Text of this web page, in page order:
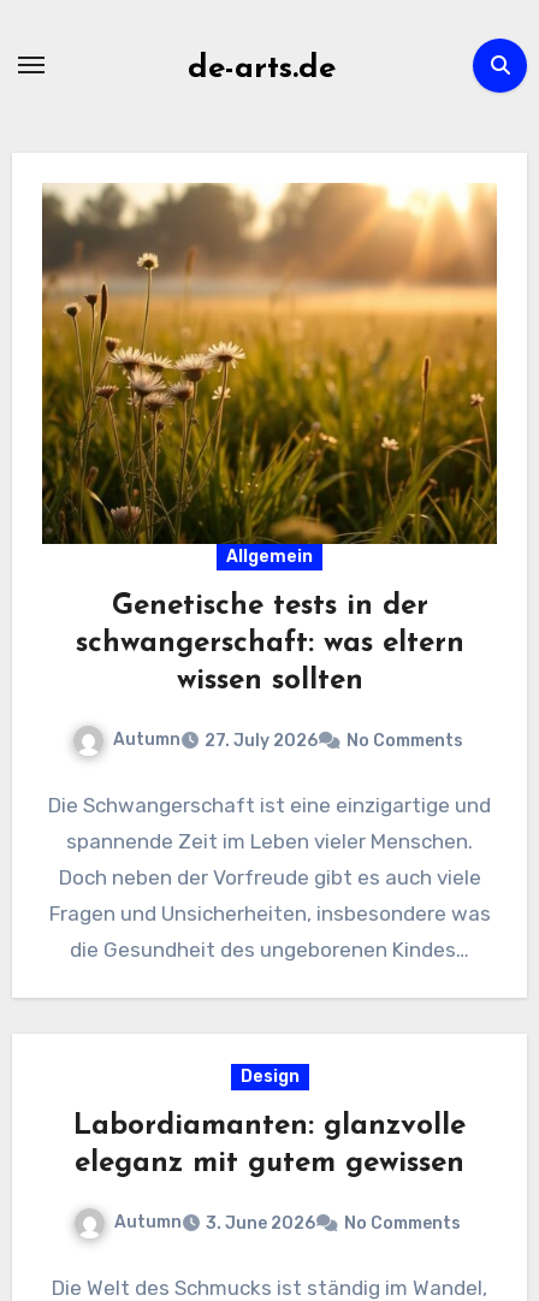
de-arts.de
Allgemein
Genetische tests in der
schwangerschaft: was eltern
wissen sollten
Autumn 27. July 2026 No Comments
Die Schwangerschaft ist eine einzigartige und
spannende Zeit im Leben vieler Menschen.
Doch neben der Vorfreude gibt es auch viele
Fragen und Unsicherheiten, insbesondere was
die Gesundheit des ungeborenen Kindes…
Design
Labordiamanten: glanzvolle
eleganz mit gutem gewissen
Autumn 3. June 2026 No Comments
Die Welt des Schmucks ist ständig im Wandel,